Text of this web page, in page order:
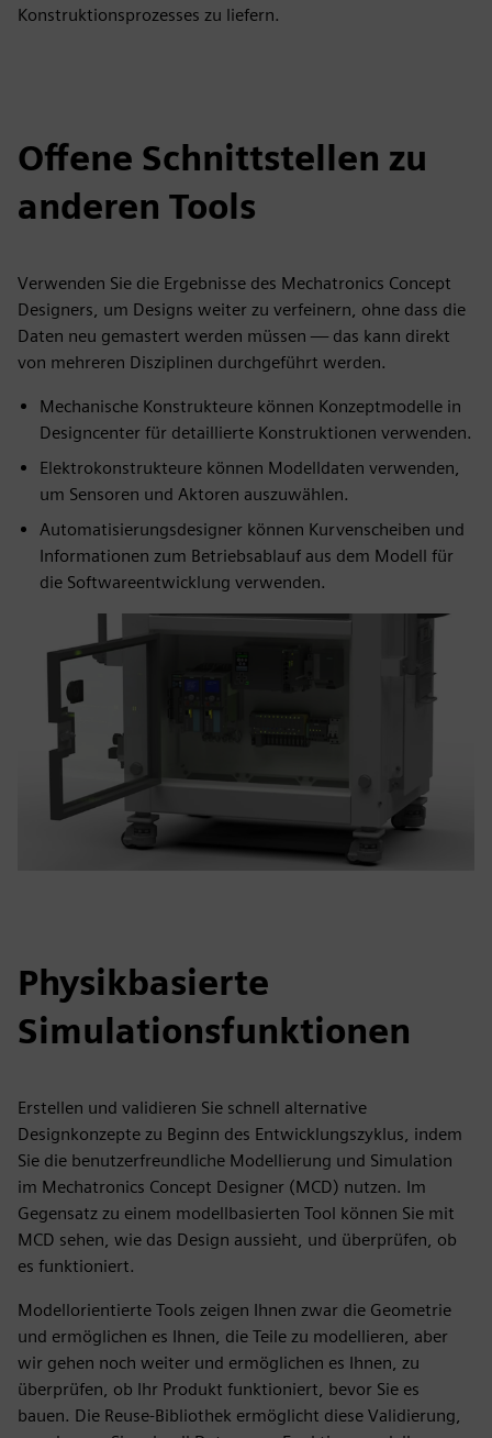
Konstruktionsprozesses zu liefern.
Offene Schnittstellen zu
anderen Tools
Verwenden Sie die Ergebnisse des Mechatronics Concept
Designers, um Designs weiter zu verfeinern, ohne dass die
Daten neu gemastert werden müssen — das kann direkt
von mehreren Disziplinen durchgeführt werden.
Mechanische Konstrukteure können Konzeptmodelle in
Designcenter für detaillierte Konstruktionen verwenden.
Elektrokonstrukteure können Modelldaten verwenden,
um Sensoren und Aktoren auszuwählen.
Automatisierungsdesigner können Kurvenscheiben und
Informationen zum Betriebsablauf aus dem Modell für
die Softwareentwicklung verwenden.
Physikbasierte
Simulationsfunktionen
Erstellen und validieren Sie schnell alternative
Designkonzepte zu Beginn des Entwicklungszyklus, indem
Sie die benutzerfreundliche Modellierung und Simulation
im Mechatronics Concept Designer (MCD) nutzen. Im
Gegensatz zu einem modellbasierten Tool können Sie mit
MCD sehen, wie das Design aussieht, und überprüfen, ob
es funktioniert.
Modellorientierte Tools zeigen Ihnen zwar die Geometrie
und ermöglichen es Ihnen, die Teile zu modellieren, aber
wir gehen noch weiter und ermöglichen es Ihnen, zu
überprüfen, ob Ihr Produkt funktioniert, bevor Sie es
bauen. Die Reuse-Bibliothek ermöglicht diese Validierung,